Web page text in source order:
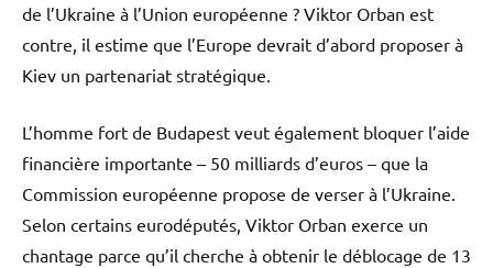
de l’Ukraine à l’Union européenne ? Viktor Orban est
contre, il estime que l’Europe devrait d’abord proposer à
Kiev un partenariat stratégique.
L’homme fort de Budapest veut également bloquer l’aide
financière importante – 50 milliards d’euros – que la
Commission européenne propose de verser à l’Ukraine.
Selon certains eurodéputés, Viktor Orban exerce un
chantage parce qu’il cherche à obtenir le déblocage de 13